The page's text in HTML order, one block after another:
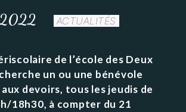
ACTUALITÉS
de l’école des Deux
un ou une bénévole
aux devoirs, tous les jeudis de
18h30, à compter du 21